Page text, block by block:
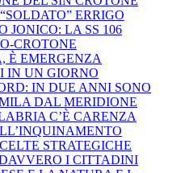
ERRIGO
JONICO: LA SS 106
CROTONE
È EMERGENZA
IN UN GIORNO
IN DUE ANNI SONO
DAL MERIDIONE
C’È CARENZA
STRATEGICHE
I CITTADINI